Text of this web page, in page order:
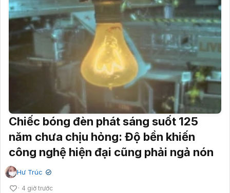
Chiếc bóng đèn phát sáng suốt 125
năm chưa chịu hỏng: Độ bền khiến
công nghệ hiện đại cũng phải ngả nón
Hư Trúc ✔
4 giờ trước